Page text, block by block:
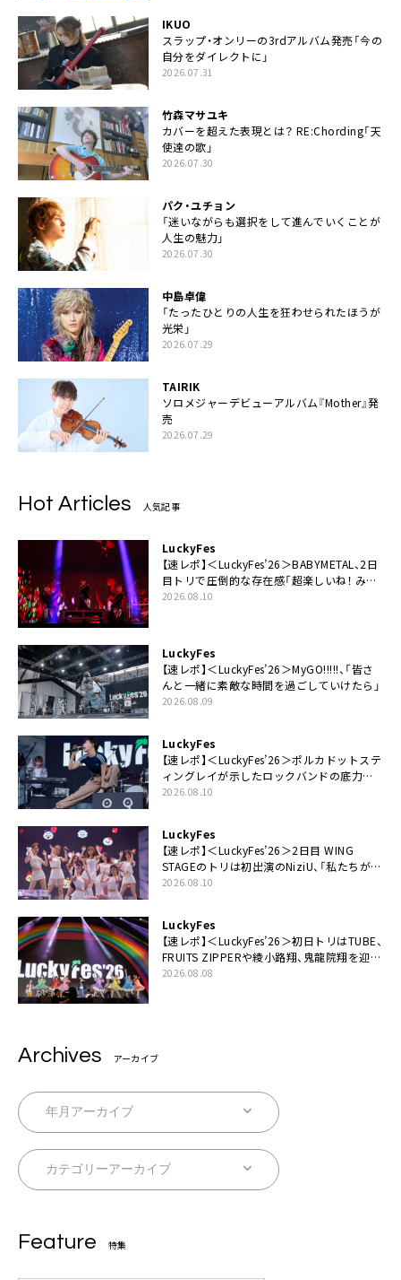
IKUO
スラップ・オンリーの3rdアルバム発売「今の
自分をダイレクトに」
2026.07.31
竹森マサユキ
カバーを超えた表現とは？ RE:Chording「天
使達の歌」
2026.07.30
パク・ユチョン
「迷いながらも選択をして進んでいくことが
人生の魅力」
2026.07.30
中島卓偉
「たったひとりの人生を狂わせられたほうが
光栄」
2026.07.29
TAIRIK
ソロメジャーデビューアルバム『Mother』発
売
2026.07.29
Hot Articles 人気記事
LuckyFes
【速レポ】＜LuckyFes’26＞BABYMETAL、2日
目トリで圧倒的な存在感「超楽しいね！ みん
なありがとう！」
2026.08.10
LuckyFes
【速レポ】＜LuckyFes’26＞MyGO!!!!!、「皆さ
んと一緒に素敵な時間を過ごしていけたら」
2026.08.09
LuckyFes
【速レポ】＜LuckyFes’26＞ポルカドットステ
ィングレイが示したロックバンドの底力
「LuckyFesのマスコットキャラクターである
2026.08.10
LuckyFes
【速レポ】＜LuckyFes’26＞2日目 WING
STAGEのトリは初出演のNiziU、「私たちが最
高の夏の思い出にしてみせます」
2026.08.10
LuckyFes
【速レポ】＜LuckyFes’26＞初日トリはTUBE、
FRUITS ZIPPERや綾小路翔、鬼龍院翔を迎え
た豪華コラボも「知ってたらぜひ一緒に歌っ
2026.08.08
Archives アーカイブ
Feature 特集